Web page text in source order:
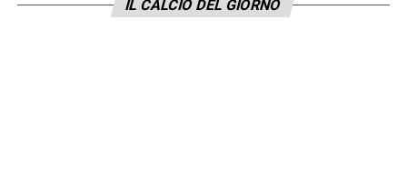
corsa, di inserimento e anche di fare gol. È
IL CALCIO DEL GIORNO